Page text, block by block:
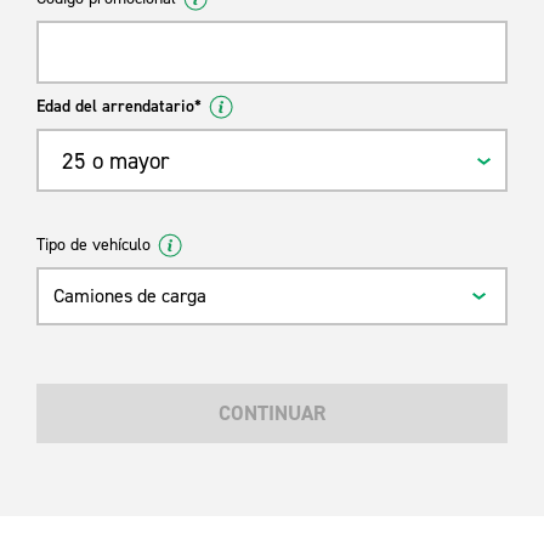
Edad del arrendatario*
25 o mayor
Tipo de vehículo
Camiones de carga
CONTINUAR